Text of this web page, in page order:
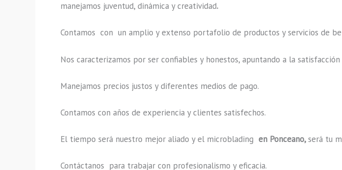
manejamos juventud, dinámica y creatividad.
Contamos con un amplio y extenso portafolio de productos y servicios de
Nos caracterizamos por ser confiables y honestos, apuntando a la
Manejamos precios justos y diferentes medios de pago.
Contamos con años de experiencia y clientes satisfechos.
El tiempo será nuestro mejor aliado y el microblading en Ponceano,será tu
Contáctanos para trabajar con profesionalismo y eficacia.